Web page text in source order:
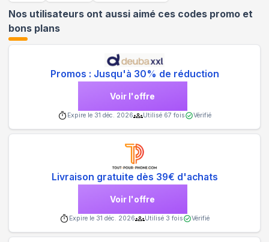
Nos utilisateurs ont aussi aimé ces codes promo et
bons plans
Promos : Jusqu'à 30% de réduction
Voir l'offre
Expire le 31 déc. 2026 Utilisé 67 fois Vérifié
Livraison gratuite dès 39€ d'achats
Voir l'offre
Expire le 31 déc. 2026 Utilisé 3 fois Vérifié